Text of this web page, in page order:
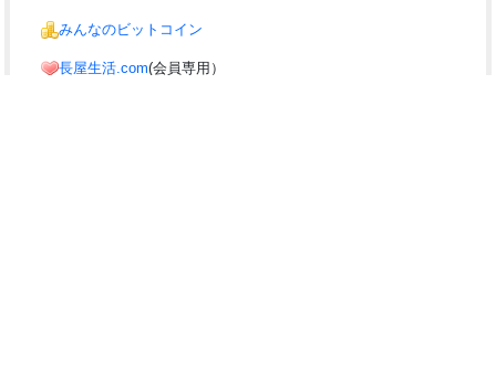
みんなのビットコイン
長屋生活.com(会員専用）